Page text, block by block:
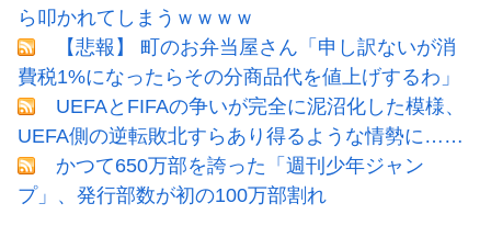
ら叩かれてしまうｗｗｗｗ
【悲報】 町のお弁当屋さん「申し訳ないが消
費税1%になったらその分商品代を値上げするわ」
UEFAとFIFAの争いが完全に泥沼化した模様、
UEFA側の逆転敗北すらあり得るような情勢に……
かつて650万部を誇った「週刊少年ジャン
プ」、発行部数が初の100万部割れ